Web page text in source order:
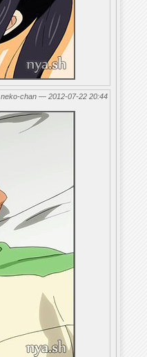
neko-chan — 2012-07-22 20:44